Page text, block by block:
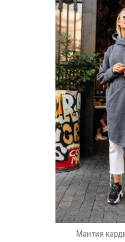
Мантия